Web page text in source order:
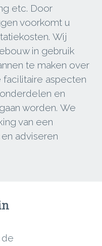
etc. Door
voorkomt u
Wij
in gebruik
te maken over
aspecten
en
worden. We
van een
adviseren
de